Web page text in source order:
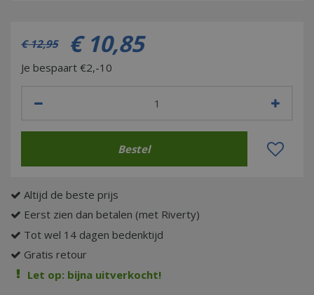
€ 12,95 € 10,85
Je bespaart €2,-10
Altijd de beste prijs
Eerst zien dan betalen (met Riverty)
Tot wel 14 dagen bedenktijd
Gratis retour
Let op: bijna uitverkocht!